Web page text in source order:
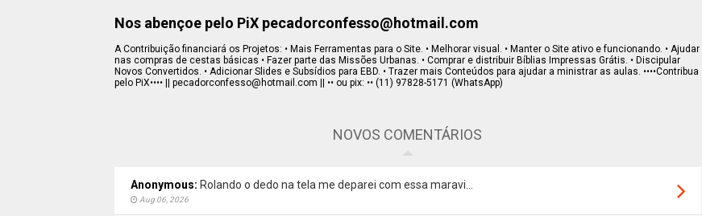
Nos abençoe pelo PiX pecadorconfesso@hotmail.com
A Contribuição financiará os Projetos: • Mais Ferramentas para o Site. • Melhorar visual. • Manter o Site ativo e funcionando. • Ajudar
nas compras de cestas básicas • Fazer parte das Missões Urbanas. • Comprar e distribuir Bíblias Impressas Grátis. • Discipular
Novos Convertidos. • Adicionar Slides e Subsídios para EBD. • Trazer mais Conteúdos para ajudar a ministrar as aulas. ••••Contribua
pelo PiX•••• || pecadorconfesso@hotmail.com || •• ou pix: •• (11) 97828-5171 (WhatsApp)
NOVOS COMENTÁRIOS
Anonymous: Rolando o dedo na tela me deparei com essa maravi...
Aug 06, 2026